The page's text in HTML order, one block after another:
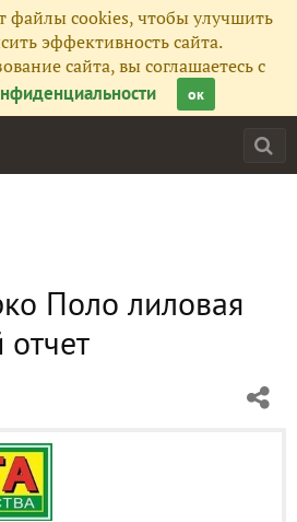
файлы cookies, чтобы улучшить
эффективность сайта.
сайта, вы соглашаетесь с
ок
Поло лиловая